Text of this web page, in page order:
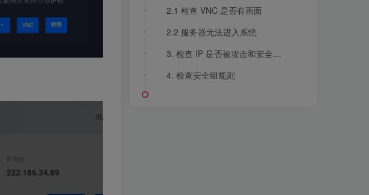
2.1 检查 VNC 是否有画面
2.2 服务器无法进入系统
3. 检查 IP 是否被攻击和安全组设置
4. 检查安全组规则